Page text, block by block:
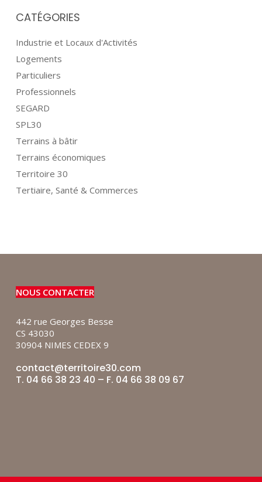
CATÉGORIES
Industrie et Locaux d'Activités
Logements
Particuliers
Professionnels
SEGARD
SPL30
Terrains à bâtir
Terrains économiques
Territoire 30
Tertiaire, Santé & Commerces
NOUS CONTACTER
442 rue Georges Besse
CS 43030
30904 NIMES CEDEX 9
contact@territoire30.com
T. 04 66 38 23 40 – F. 04 66 38 09 67